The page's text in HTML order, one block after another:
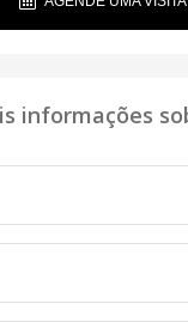
informações